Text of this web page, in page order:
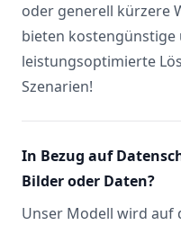
oder generell kürzere
bieten kostengünstige
leistungsoptimierte
Szenarien!
In Bezug auf
Bilder oder Daten?
Unser Modell wird auf